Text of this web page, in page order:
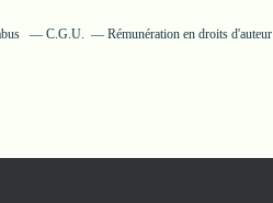
C.G.U. Rémunération en droits d'auteur